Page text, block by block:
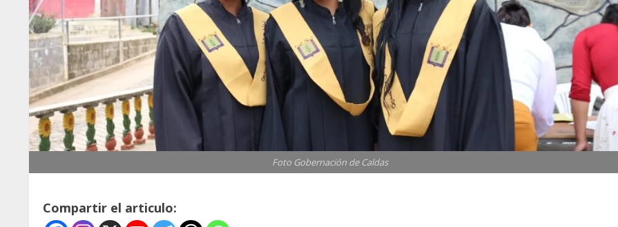
Foto Gobernación de Caldas
Compartir el articulo: